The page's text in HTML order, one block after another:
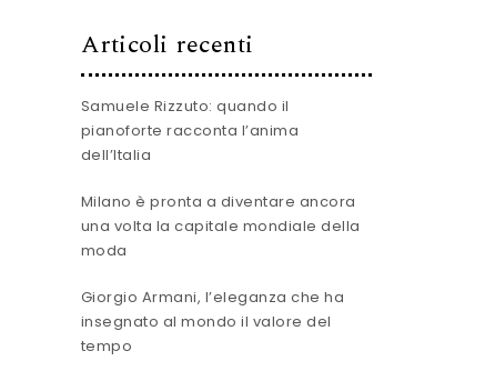
Articoli recenti
Samuele Rizzuto: quando il
pianoforte racconta l’anima
dell’Italia
Milano è pronta a diventare ancora
una volta la capitale mondiale della
moda
Giorgio Armani, l’eleganza che ha
insegnato al mondo il valore del
tempo